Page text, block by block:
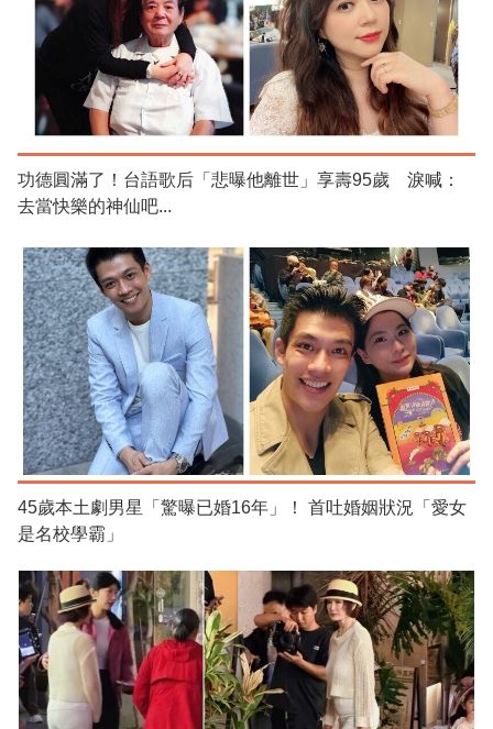
功德圓滿了！台語歌后「悲曝他離世」享壽95歲 淚喊：
去當快樂的神仙吧...
45歲本土劇男星「驚曝已婚16年」！ 首吐婚姻狀況「愛女
是名校學霸」